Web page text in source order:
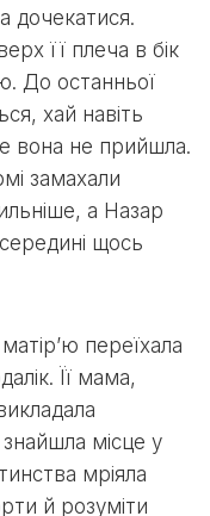
дочекатися.
її плеча в бік
До останньої
хай навіть
вона не прийшла.
замахали
а Назар
щось
переїхала
Її мама,
місце у
мріяла
й розуміти